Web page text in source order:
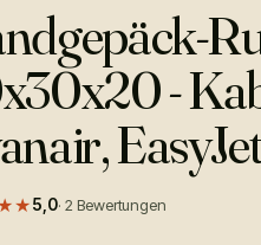
-
5,0·2 Bewertungen